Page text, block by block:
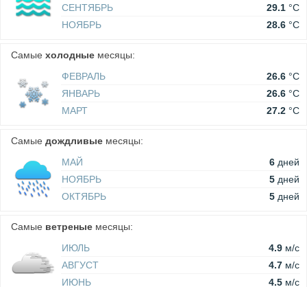
СЕНТЯБРЬ
29.1 °C
НОЯБРЬ
28.6 °C
Самые холодные месяцы:
ФЕВРАЛЬ
26.6 °C
ЯНВАРЬ
26.6 °C
МАРТ
27.2 °C
Самые дождливые месяцы:
МАЙ
6 дней
НОЯБРЬ
5 дней
ОКТЯБРЬ
5 дней
Самые ветреные месяцы:
ИЮЛЬ
4.9 м/c
АВГУСТ
4.7 м/c
ИЮНЬ
4.5 м/c